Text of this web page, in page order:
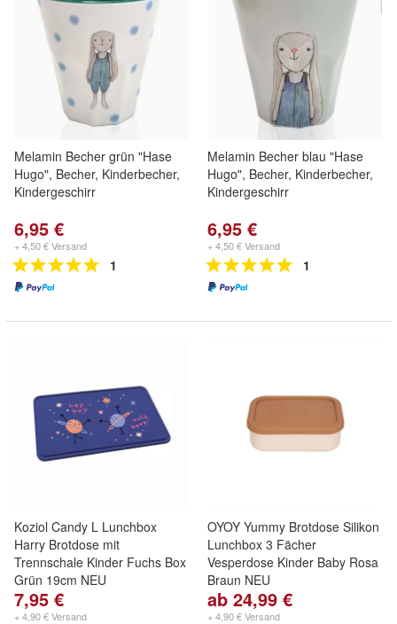
Melamin Becher grün "Hase
Hugo", Becher, Kinderbecher,
Kindergeschirr
6,95 €
+ 4,50 € Versand
1
Melamin Becher blau "Hase
Hugo", Becher, Kinderbecher,
Kindergeschirr
6,95 €
+ 4,50 € Versand
1
Koziol Candy L Lunchbox
Harry Brotdose mit
Trennschale Kinder Fuchs Box
Grün 19cm NEU
7,95 €
+ 4,90 € Versand
OYOY Yummy Brotdose Silikon
Lunchbox 3 Fächer
Vesperdose Kinder Baby Rosa
Braun NEU
ab 24,99 €
+ 4,90 € Versand